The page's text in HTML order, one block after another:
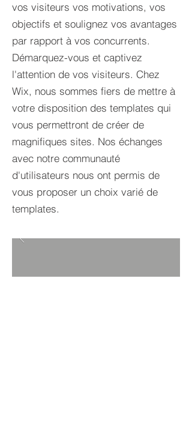
vos visiteurs vos motivations, vos
objectifs et soulignez vos avantages
par rapport à vos concurrents.
Démarquez-vous et captivez
l'attention de vos visiteurs. Chez
Wix, nous sommes fiers de mettre à
votre disposition des templates qui
vous permettront de créer de
magnifiques sites. Nos échanges
avec notre communauté
d'utilisateurs nous ont permis de
vous proposer un choix varié de
templates.